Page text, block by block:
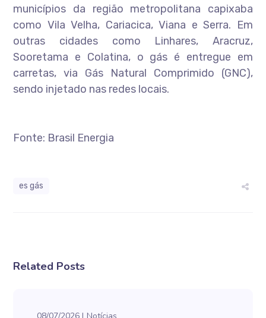
municípios da região metropolitana capixaba
como Vila Velha, Cariacica, Viana e Serra. Em
outras cidades como Linhares, Aracruz,
Sooretama e Colatina, o gás é entregue em
carretas, via Gás Natural Comprimido (GNC),
sendo injetado nas redes locais.
Fonte: Brasil Energia
es gás
Related Posts